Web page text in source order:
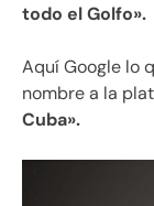
todo el Golfo».
Aquí Google lo
nombre a la
Cuba».